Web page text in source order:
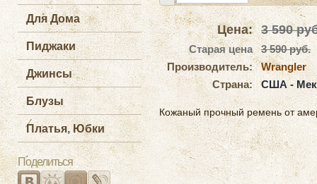
Для Дома
Пиджаки
Джинсы
Блузы
Платья, Юбки
Поделиться
Цена: 3 590
Старая цена
3 590 руб.
Производитель:
Wrangler
Страна:
США -
Кожаный прочный ремень от